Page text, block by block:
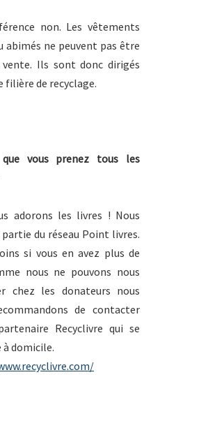
non. Les vêtements
abimés ne peuvent pas être
Ils sont donc dirigés
filière de recyclage.
que vous prenez tous les
adorons les livres ! Nous
du réseau Point livres.
si vous en avez plus de
nous ne pouvons nous
chez les donateurs nous
de contacter
Recyclivre qui se
à domicile.